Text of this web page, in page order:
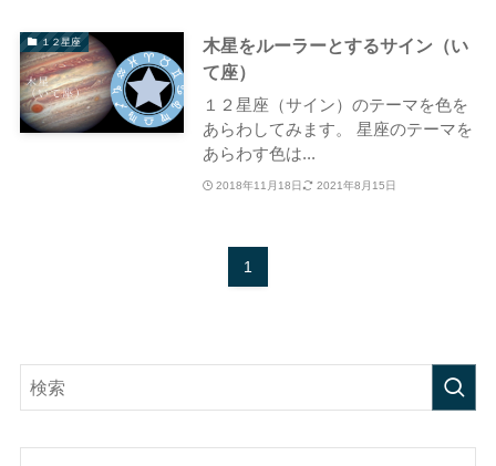
１２星座
木星をルーラーとするサイン（い
て座）
１２星座（サイン）のテーマを色を
あらわしてみます。 星座のテーマを
あらわす色は...
2018年11月18日 2021年8月15日
1